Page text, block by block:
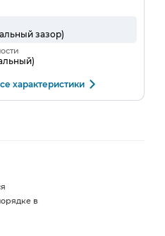
зазор)
характеристики
в